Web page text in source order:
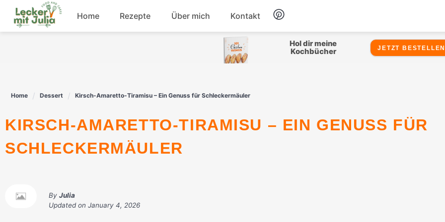
Skip
content
Home Rezepte
Hähnchen
Rindfleisch
Dessert Snacks
Über mich Kontakt
Hol dir meine
Kochbücher
JETZT
Home Dessert Kirsch-Amaretto-Tiramisu – Ein Genuss für Schleckermäuler
KIRSCH-AMARETTO-TIRAMISU – EIN GENUSS FÜR
SCHLECKERMÄULER
By Julia
Updated on January 4, 2026